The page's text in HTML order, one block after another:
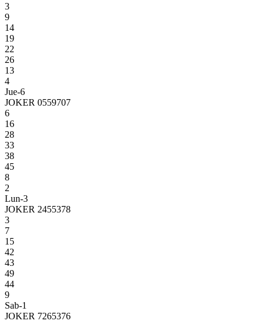
3
9
14
19
22
26
13
4
Jue-6
JOKER 0559707
6
16
28
33
38
45
8
2
Lun-3
JOKER 2455378
3
7
15
42
43
49
44
9
Sab-1
JOKER 7265376